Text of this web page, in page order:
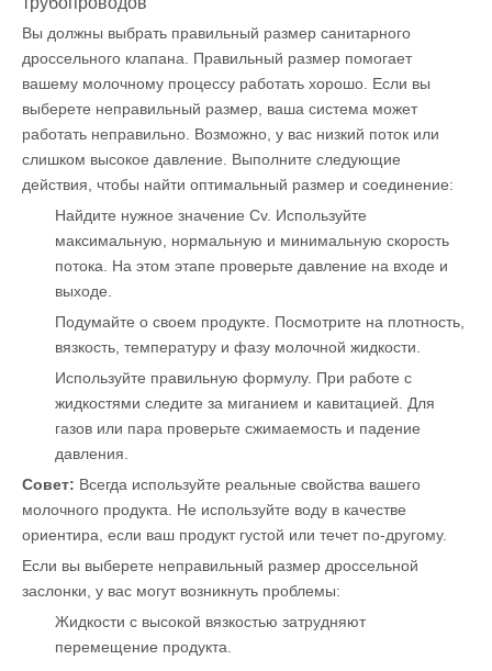
Вы должны выбрать правильный размер санитарного
дроссельного клапана. Правильный размер помогает
вашему молочному процессу работать хорошо. Если вы
выберете неправильный размер, ваша система может
работать неправильно. Возможно, у вас низкий поток или
слишком высокое давление. Выполните следующие
действия, чтобы найти оптимальный размер и соединение:
Найдите нужное значение Cv. Используйте
максимальную, нормальную и минимальную скорость
потока. На этом этапе проверьте давление на входе и
выходе.
Подумайте о своем продукте. Посмотрите на плотность,
вязкость, температуру и фазу молочной жидкости.
Используйте правильную формулу. При работе с
жидкостями следите за миганием и кавитацией. Для
газов или пара проверьте сжимаемость и падение
давления.
Совет: Всегда используйте реальные свойства вашего
молочного продукта. Не используйте воду в качестве
ориентира, если ваш продукт густой или течет по-другому.
Если вы выберете неправильный размер дроссельной
заслонки, у вас могут возникнуть проблемы:
Жидкости с высокой вязкостью затрудняют
перемещение продукта.